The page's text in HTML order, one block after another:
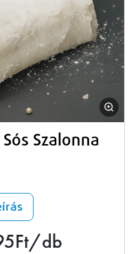
Szalonna
db